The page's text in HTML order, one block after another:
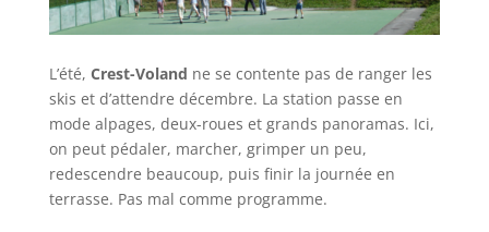
L’été, Crest-Voland ne se contente pas de ranger les
skis et d’attendre décembre. La station passe en
mode alpages, deux-roues et grands panoramas. Ici,
on peut pédaler, marcher, grimper un peu,
redescendre beaucoup, puis finir la journée en
terrasse. Pas mal comme programme.